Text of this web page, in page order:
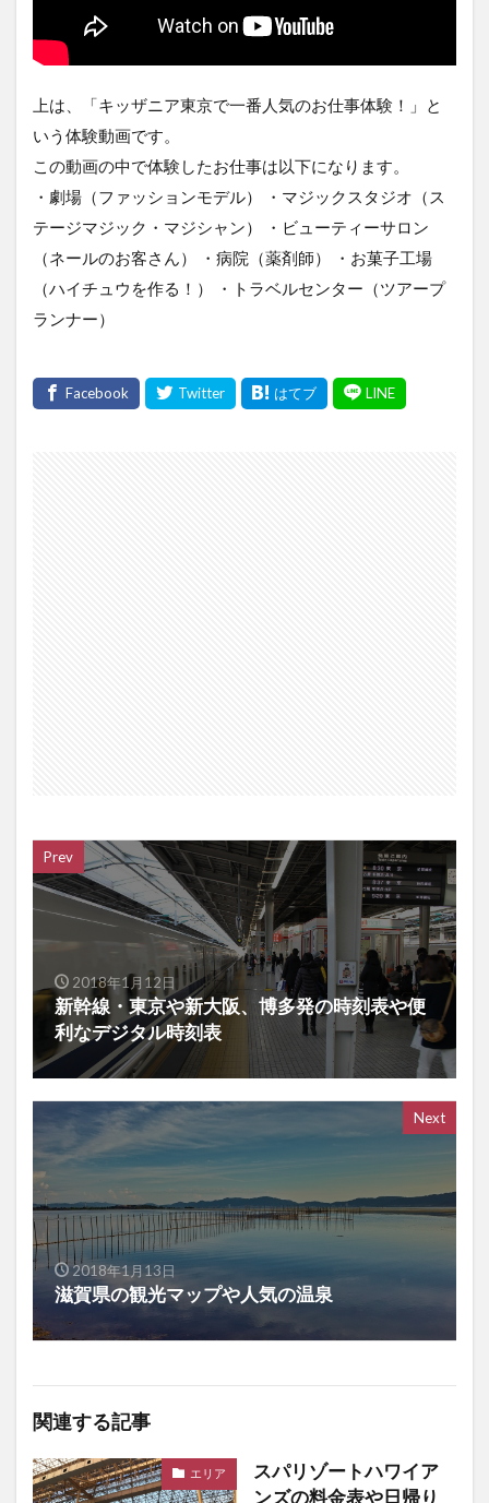
上は、「キッザニア東京で一番人気のお仕事体験！」と
いう体験動画です。
この動画の中で体験したお仕事は以下になります。
・劇場（ファッションモデル） ・マジックスタジオ（ス
テージマジック・マジシャン） ・ビューティーサロン
（ネールのお客さん） ・病院（薬剤師） ・お菓子工場
（ハイチュウを作る！） ・トラベルセンター（ツアープ
ランナー）
Prev
2018年1月12日
新幹線・東京や新大阪、博多発の時刻表や便
利なデジタル時刻表
Next
2018年1月13日
滋賀県の観光マップや人気の温泉
関連する記事
エリア
スパリゾートハワイア
ンズの料金表や日帰り